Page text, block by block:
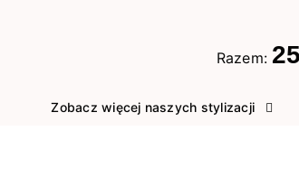
Razem:
Zobacz więcej naszych stylizacji